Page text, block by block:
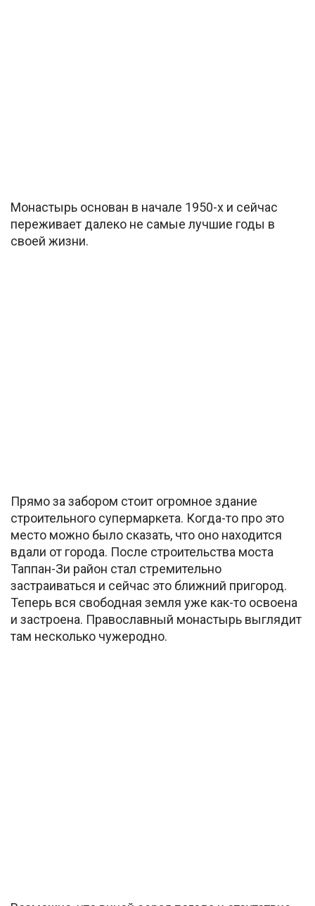
Монастырь основан в начале 1950-х и сейчас
переживает далеко не самые лучшие годы в
своей жизни.
Прямо за забором стоит огромное здание
строительного супермаркета. Когда-то про это
место можно было сказать, что оно находится
вдали от города. После строительства моста
Таппан-Зи район стал стремительно
застраиваться и сейчас это ближний пригород.
Теперь вся свободная земля уже как-то освоена
и застроена. Православный монастырь выглядит
там несколько чужеродно.